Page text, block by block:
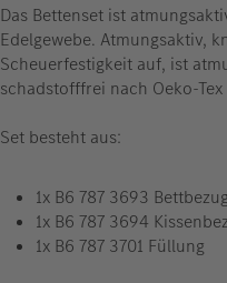
Das Bettenset ist
Edelgewebe. Atmungsaktiv,
Scheuerfestigkeit auf, ist
schadstofffrei nach Oeko-
Set besteht aus:
1x B6 787 3693
1x B6 787 3694
1x B6 787 3701 Füllung